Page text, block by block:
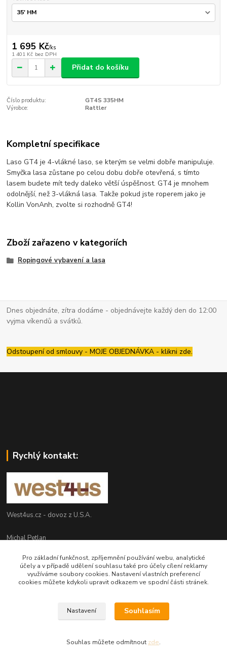
1 695 Kč/ks
1 401 Kč bez DPH
Přidat do košíku
Číslo produktu:
GT4S 335HM
Výrobce:
Rattler
Kompletní specifikace
Laso GT4 je 4-vlákné laso, se kterým se velmi dobře manipuluje.
Smyčka lasa zůstane po celou dobu dobře otevřená, s tímto
lasem budete mít tedy daleko větší úspěšnost. GT4 je mnohem
odolnější, než 3-vlákná lasa. Takže pokud jste roperem jako je
Kollin VonAnh, zvolte si rozhodně GT4!
Zboží zařazeno v kategoriích
Ropingové vybavení a lasa
Dnes objednáte, zítra dodáme - objednávejte každý den do 12:00
vyjma víkendů a svátků.
Odstoupení od smlouvy - MOJE OBJEDNÁVKA - klikni zde.
Rychlý kontakt:
West4us.cz - dovoz z U.S.A.
Michal Petlan
(Po-Pá, 9-16h)
info@west4us.cz
Pro základní funkčnost, zpříjemnění používání webu, analytické
účely a v případě udělení souhlasu také pro účely cílení reklamy
využíváme soubory cookies. Nastavení vlastních preferencí
cookies můžete kdykoli upravit odkazem ve spodní části stránek.
Nastavení Souhlasím
Souhlas můžete odmítnout zde.